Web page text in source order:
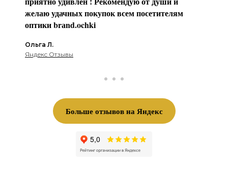
желаю удачных покупок всем посетителям
оптики brаnd.ochki
Ольга Л.
Яндекс Отзывы
Больше отзывов на Яндекс